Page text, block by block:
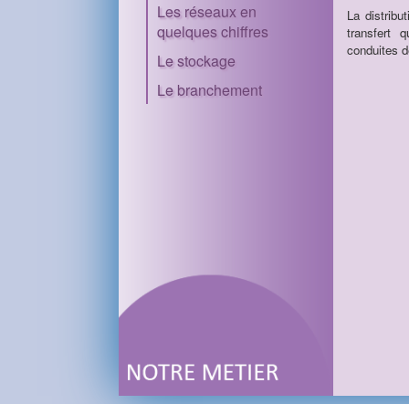
Les réseaux en
quelques chiffres
Le stockage
Le branchement
La
transfert
conduites